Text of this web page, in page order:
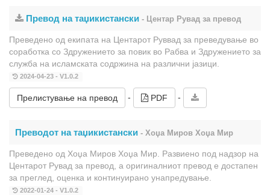
Превод на таџикистански - Центар Рувад за превод
Преведено од екипата на Центарот Руввад за преведување во
соработка со Здружението за повик во Рабва и Здружението за
служба на исламската содржина на различни јазици.
2024-04-23 - V1.0.2
Прелистување на превод - PDF -
Преводот на таџикистански - Хоџа Миров Хоџа Мир
Преведено од Хоџа Миров Хоџа Мир. Развиено под надзор на
Центарот Рувад за превод, а оригиналниот превод е достапен
за преглед, оценка и континуирано унапредување.
2022-01-24 - V1.0.2